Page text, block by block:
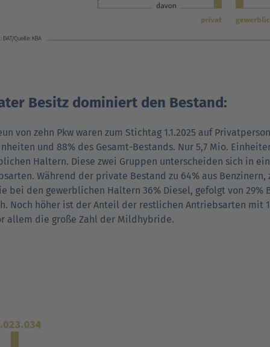
Besitz dominiert den Bestand:
von zehn Pkw waren zum Stichtag 1.1.2025 auf
und 88% des Gesamt-Bestands. Nur 5,7 Mio.
Haltern. Diese zwei Gruppen unterscheiden sich in
Während der private Bestand zu 64% aus Benzinern,
bei den gewerblichen Haltern 36% Diesel, gefolgt von 29%
Noch höher ist der Anteil der restlichen Antriebsarten mit
allem die große Zahl der Mildhybride.